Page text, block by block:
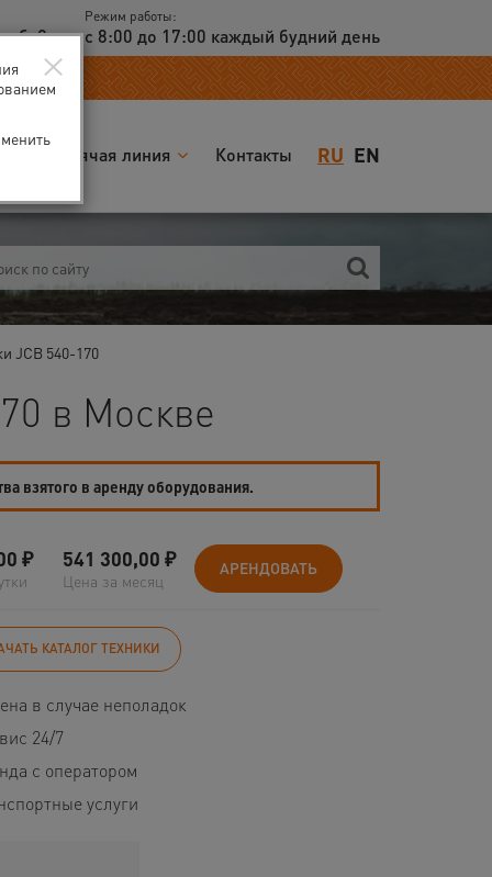
2
Режим работы:
с 8:00 до 17:00 каждый будний день
RU EN
Горячая линия Контакты
JCB 540-170
в Москве
взятого в аренду оборудования.
₽ 541 300,00 ₽
Цена за месяц
АРЕНДОВАТЬ
КАТАЛОГ ТЕХНИКИ
в случае неполадок
24/7
с оператором
услуги
×